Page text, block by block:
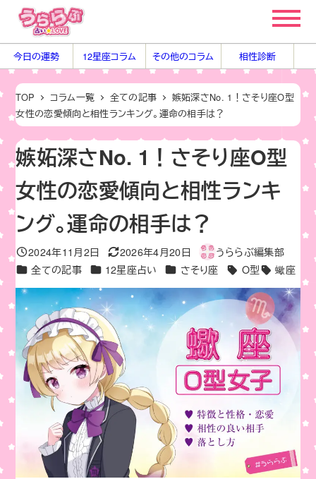
ン
コ
ン
ツ
へ
移
動
今日の運勢 12星座コラム その他のコラム 相性診断
TOP コラム一覧 全ての記事
嫉妬深さNo. 1！さそり座O型
女性の恋愛傾向と相性ランキング。運命の相手は？
嫉妬深さNo. 1！さそり座O型
女性の恋愛傾向と相性ランキ
ング。運命の相手は？
投稿日
2024年11月2日
更新日
2026年4月20日
著
者
うららぶ編集部
カテゴリー
全ての記事 カテゴリー
12星座占い カテゴリー
さそり座
タグ
O型 蠍座